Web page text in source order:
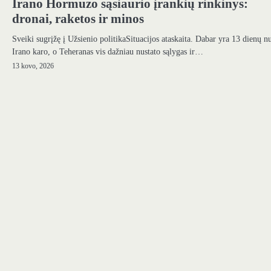
Irano Hormuzo sąsiaurio įrankių rinkinys:
dronai, raketos ir minos
Sveiki sugrįžę į Užsienio politikaSituacijos ataskaita. Dabar yra 13 dienų
Irano karo, o Teheranas vis dažniau nustato sąlygas ir…
13 kovo, 2026